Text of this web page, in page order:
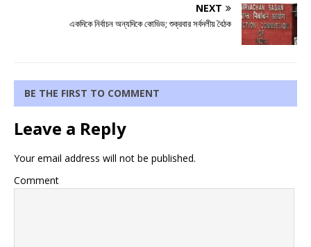
NEXT
একদিকে নির্বাচন অন্যদিকে কোভিড; শুক্রবার সর্বদলীয় বৈঠক
BE THE FIRST TO COMMENT
Leave a Reply
Your email address will not be published.
Comment